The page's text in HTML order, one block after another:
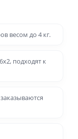
весом до 4 кг.
подходят к